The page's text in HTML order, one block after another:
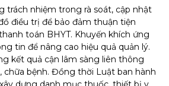
trách nhiệm trong rà soát, cập nhật
điều trị để bảo đảm thuận tiện
toán BHYT. Khuyến khích ứng
tin để nâng cao hiệu quả quản lý.
kết quả cận lâm sàng liên thông
chữa bệnh. Đồng thời Luật ban hành